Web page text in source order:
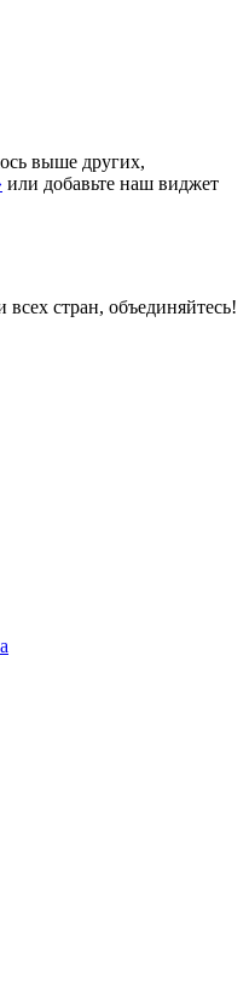
выше других,
или добавьте наш виджет
стран, объединяйтесь!